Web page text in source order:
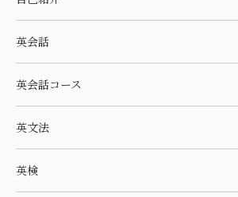
英会話
英会話コース
英文法
英検